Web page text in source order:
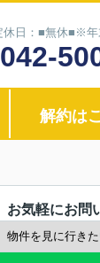
日：■無休■※年
042-
解約は
お気軽にお問